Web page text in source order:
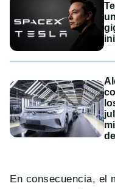
En consecuencia, el